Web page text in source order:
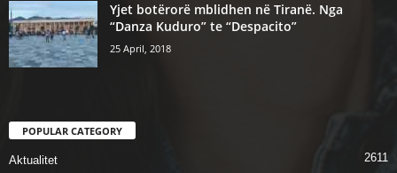
Yjet botërorë mblidhen në Tiranë. Nga
“Danza Kuduro” te “Despacito”
25 April, 2018
POPULAR CATEGORY
Aktualitet 2611